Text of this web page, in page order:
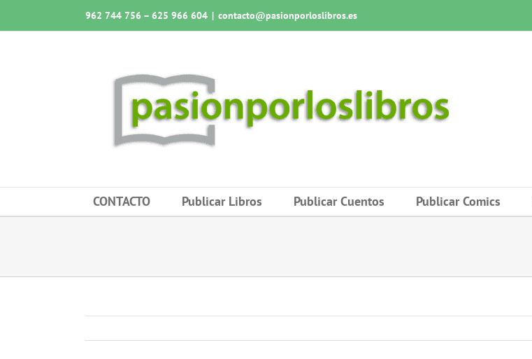
al
962 744 756 – 625 966 604 | contacto@pasionporloslibros.es
CONTACTO Publicar Libros Publicar Cuentos Publicar Comics